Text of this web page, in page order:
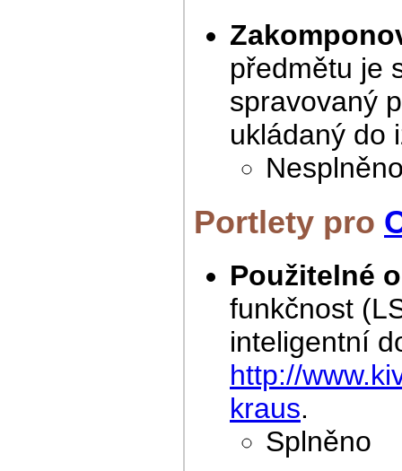
předmětu je
spravovaný
ukládaný do
Portlety pro
Použitelné
funkčnost
inteligentní
http://
kraus.
Splněno